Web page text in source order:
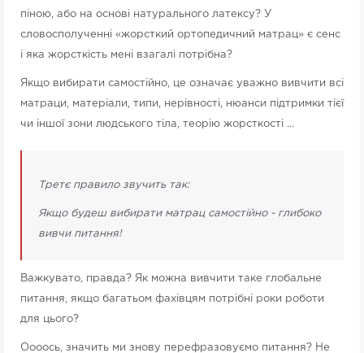
піною, або на основі натурального латексу? У
словосполученні «жорсткий ортопедичний матрац» ​​є сенс
і яка жорсткість мені взагалі потрібна?
Якщо вибирати самостійно, це означає уважно вивчити всі
матраци, матеріали, типи, нерівності, нюанси підтримки тієї
чи іншої зони людського тіла, теорію жорсткості ...
Третє правило звучить так:
Якщо будеш вибирати матрац самостійно - глибоко
вивчи питання!
Важкувато, правда? Як можна вивчити таке глобальне
питання, якщо багатьом фахівцям потрібні роки роботи
для цього?
Оооось, значить ми знову перефразовуємо питання? Не